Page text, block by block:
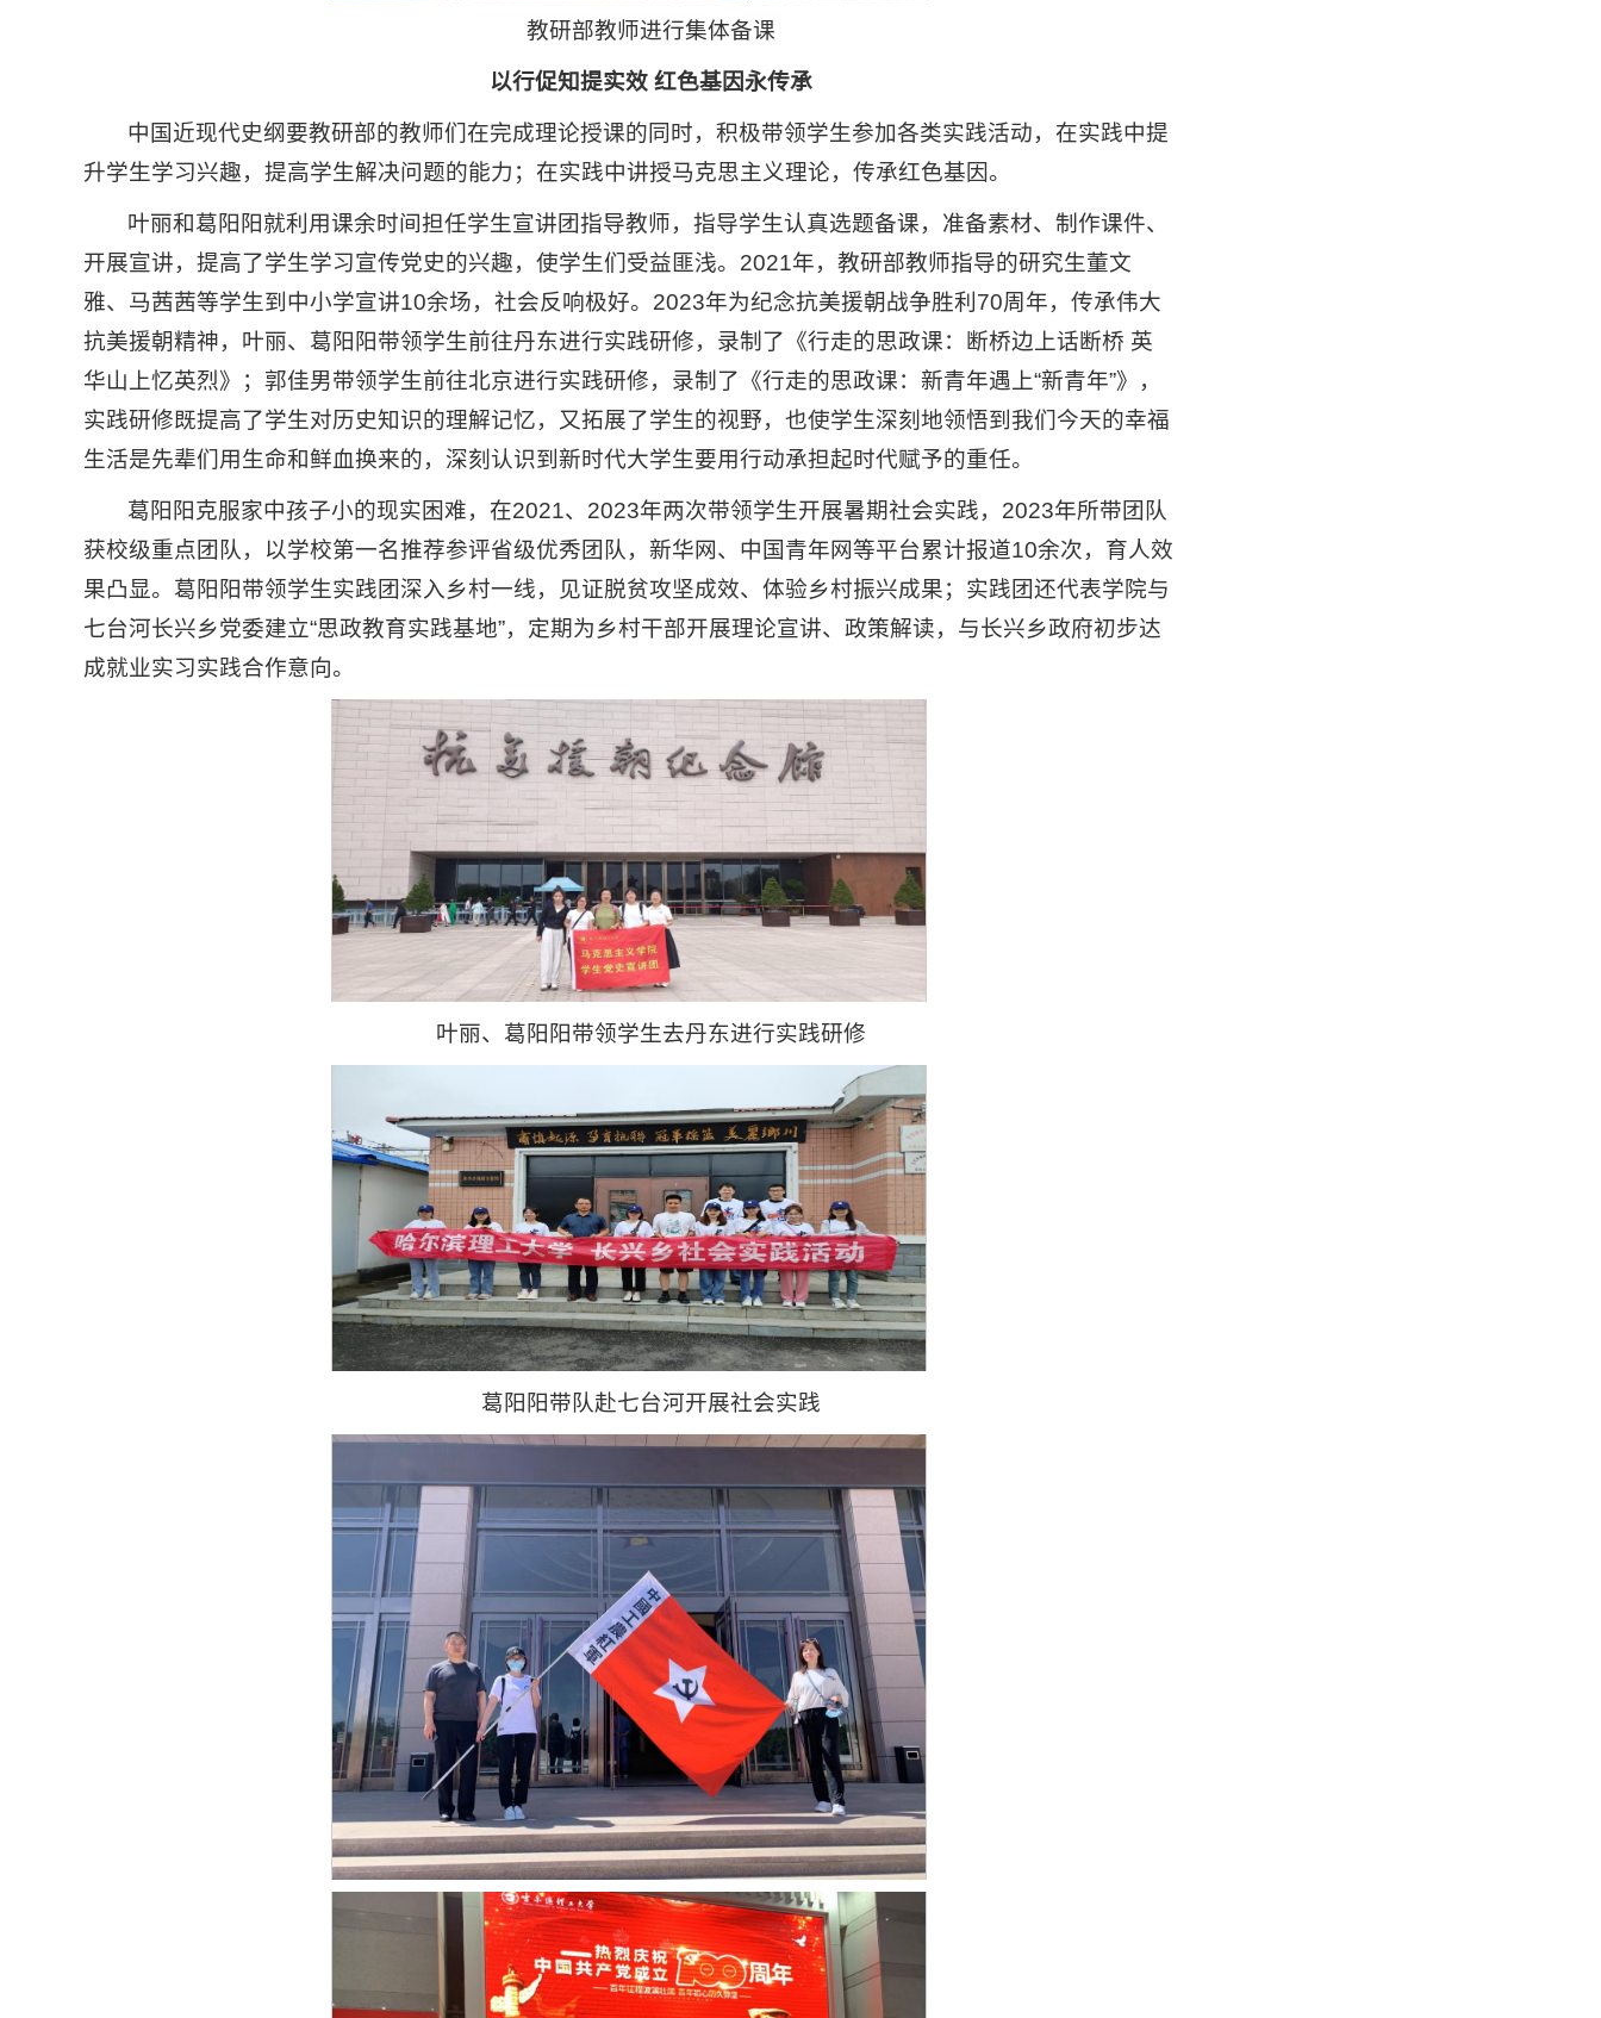
教研部教师进行集体备课
以行促知提实效 红色基因永传承
中国近现代史纲要教研部的教师们在完成理论授课的同时，积极带领学生参加各类实践活动，在实践中提
升学生学习兴趣，提高学生解决问题的能力；在实践中讲授马克思主义理论，传承红色基因。
叶丽和葛阳阳就利用课余时间担任学生宣讲团指导教师，指导学生认真选题备课，准备素材、制作课件、
开展宣讲，提高了学生学习宣传党史的兴趣，使学生们受益匪浅。2021年，教研部教师指导的研究生董文
雅、马茜茜等学生到中小学宣讲10余场，社会反响极好。2023年为纪念抗美援朝战争胜利70周年，传承伟大
抗美援朝精神，叶丽、葛阳阳带领学生前往丹东进行实践研修，录制了《行走的思政课：断桥边上话断桥 英
华山上忆英烈》；郭佳男带领学生前往北京进行实践研修，录制了《行走的思政课：新青年遇上“新青年”》，
实践研修既提高了学生对历史知识的理解记忆，又拓展了学生的视野，也使学生深刻地领悟到我们今天的幸福
生活是先辈们用生命和鲜血换来的，深刻认识到新时代大学生要用行动承担起时代赋予的重任。
葛阳阳克服家中孩子小的现实困难，在2021、2023年两次带领学生开展暑期社会实践，2023年所带团队
获校级重点团队，以学校第一名推荐参评省级优秀团队，新华网、中国青年网等平台累计报道10余次，育人效
果凸显。葛阳阳带领学生实践团深入乡村一线，见证脱贫攻坚成效、体验乡村振兴成果；实践团还代表学院与
七台河长兴乡党委建立“思政教育实践基地”，定期为乡村干部开展理论宣讲、政策解读，与长兴乡政府初步达
成就业实习实践合作意向。
叶丽、葛阳阳带领学生去丹东进行实践研修
葛阳阳带队赴七台河开展社会实践